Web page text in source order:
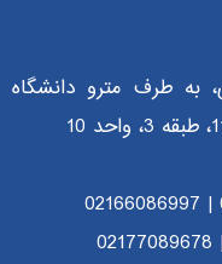
به طرف مترو دانشگاه
|
02166086997
|
02177089678